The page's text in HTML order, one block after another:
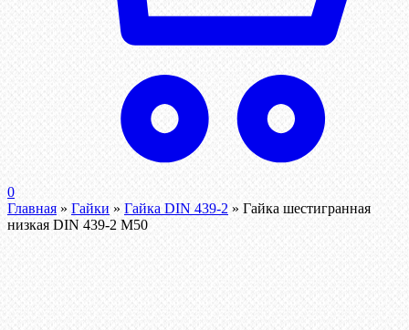
0
Главная » Гайки » Гайка DIN 439-2 » Гайка шестигранная
низкая DIN 439-2 М50